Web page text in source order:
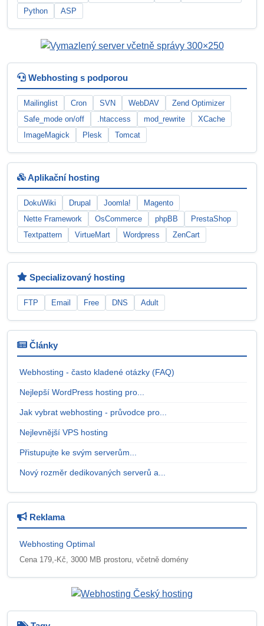
Python
ASP
Webhosting s podporou
Mailinglist Cron SVN WebDAV
Zend Optimizer
Safe_mode on/off
.htaccess mod_rewrite
XCache
ImageMagick
Plesk Tomcat
Aplikační hosting
DokuWiki Drupal Joomla!
Magento
Nette Framework
OsCommerce phpBB
PrestaShop
Textpattern
VirtueMart Wordpress ZenCart
Specializovaný hosting
FTP Email Free DNS Adult
Články
Webhosting - často kladené otázky (FAQ)
Nejlepší WordPress hosting pro...
Jak vybrat webhosting - průvodce pro...
Nejlevnější VPS hosting
Přistupujte ke svým serverům...
Nový rozměr dedikovaných serverů a...
Reklama
Webhosting Optimal
Cena 179,-Kč, 3000 MB prostoru, včetně domény